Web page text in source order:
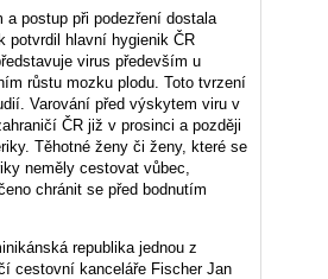
postup při podezření dostala
potvrdil hlavní hygienik ČR
virus především u
růstu mozku plodu. Toto tvrzení
Varování před výskytem viru v
ČR již v prosinci a později
Těhotné ženy či ženy, které se
neměly cestovat vůbec,
chránit se před bodnutím
republika jednou z
cestovní kanceláře Fischer Jan